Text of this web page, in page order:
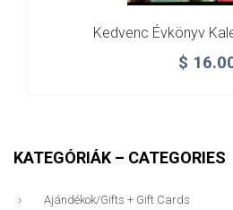
Kedvenc Évkönyv
$
KATEGÓRIÁK – CATEGORIES
Ajándékok/gifts + Gift Cards